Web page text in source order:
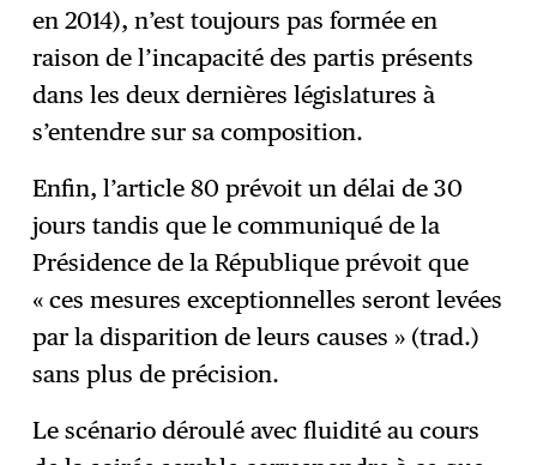
en 2014), n’est toujours pas formée en
raison de l’incapacité des partis présents
dans les deux dernières législatures à
s’entendre sur sa composition.
Enfin, l’article 80 prévoit un délai de 30
jours tandis que le communiqué de la
Présidence de la République prévoit que
« ces mesures exceptionnelles seront levées
par la disparition de leurs causes » (trad.)
sans plus de précision.
Le scénario déroulé avec fluidité au cours